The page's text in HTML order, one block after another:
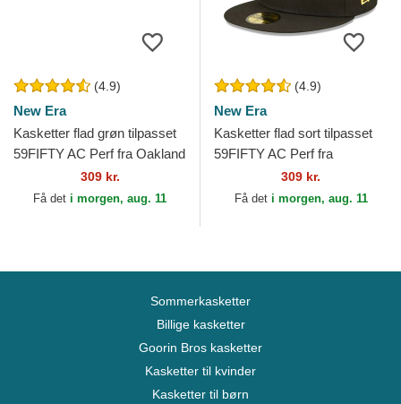
(4.9)
New Era
Kasketter flad grøn tilpasset
59FIFTY AC Perf fra Oakland
Athletics MLB af New Era
309 kr.
Få det i morgen, aug. 11
(4.9)
New Era
Kasketter flad sort tilpasset
59FIFTY AC Perf fra
Pittsburgh Pirates MLB af
New Era
309 kr.
Få det i morgen, aug. 11
Sommerkasketter
Billige kasketter
Goorin Bros kasketter
Kasketter til kvinder
Kasketter til børn